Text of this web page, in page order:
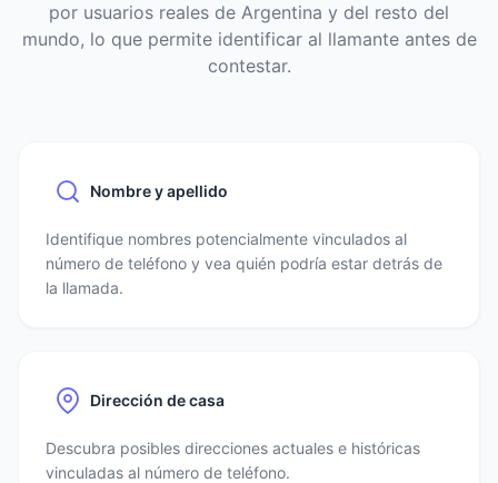
por usuarios reales de Argentina y del resto del
mundo, lo que permite identificar al llamante antes de
contestar.
Nombre y apellido
Identifique nombres potencialmente vinculados al
número de teléfono y vea quién podría estar detrás de
la llamada.
Dirección de casa
Descubra posibles direcciones actuales e históricas
vinculadas al número de teléfono.